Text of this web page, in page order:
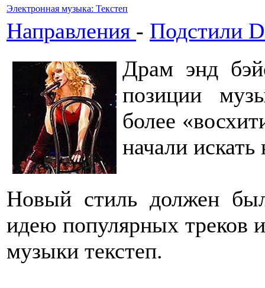
Электронная музыка: Текстеп
Направления - Подстили
Драм энд
позиции
более
начали
Новый стиль должен
идею популярных треков
музыки текстеп.